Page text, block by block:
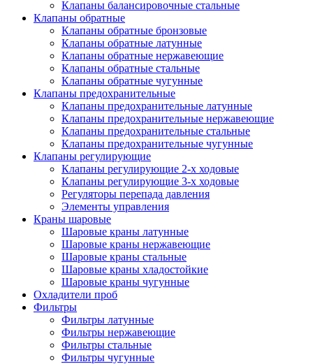
Клапаны балансировочные стальные
Клапаны обратные
Клапаны обратные бронзовые
Клапаны обратные латунные
Клапаны обратные нержавеющие
Клапаны обратные стальные
Клапаны обратные чугунные
Клапаны предохранительные
Клапаны предохранительные латунные
Клапаны предохранительные нержавеющие
Клапаны предохранительные стальные
Клапаны предохранительные чугунные
Клапаны регулирующие
Клапаны регулирующие 2-х ходовые
Клапаны регулирующие 3-х ходовые
Регуляторы перепада давления
Элементы управления
Краны шаровые
Шаровые краны латунные
Шаровые краны нержавеющие
Шаровые краны стальные
Шаровые краны хладостойкие
Шаровые краны чугунные
Охладители проб
Фильтры
Фильтры латунные
Фильтры нержавеющие
Фильтры стальные
Фильтры чугунные